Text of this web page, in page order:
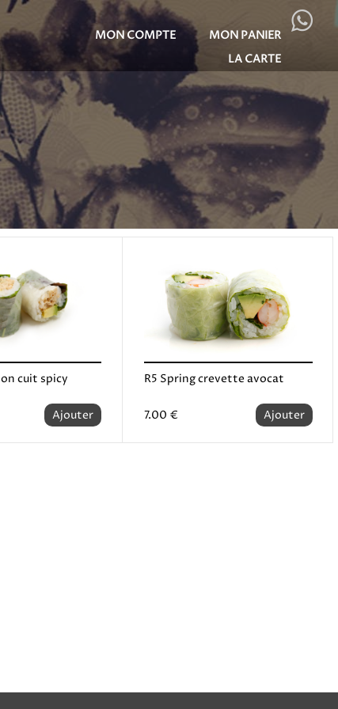
MON COMPTE
MON PANIER
LA CARTE
cuit spicy
Ajouter
R5 Spring crevette avocat
Ajouter
7.00 €